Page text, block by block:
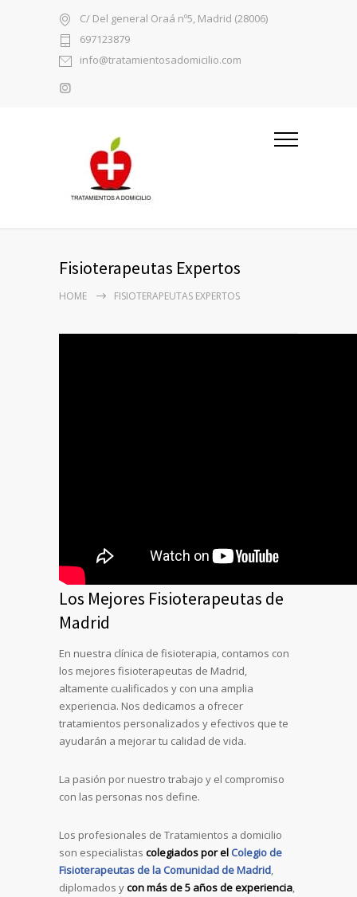
C/ Del general Oraá nº5, Madrid (28006)
697123879
info@tratamientosadomicilio.com
Fisioterapeutas Expertos
HOME FISIOTERAPEUTAS EXPERTOS
Los Mejores Fisioterapeutas de
Madrid
En nuestra clínica de fisioterapia, contamos con
los mejores fisioterapeutas de Madrid,
altamente cualificados y con una amplia
experiencia. Nos dedicamos a ofrecer
tratamientos personalizados y efectivos que te
ayudarán a mejorar tu calidad de vida.
La pasión por nuestro trabajo y el compromiso
con las personas nos define.
Los profesionales de Tratamientos a domicilio
son especialistas colegiados por elColegio de
Fisioterapeutas de la Comunidad de Madrid,
diplomados ycon más de 5 años de experiencia,